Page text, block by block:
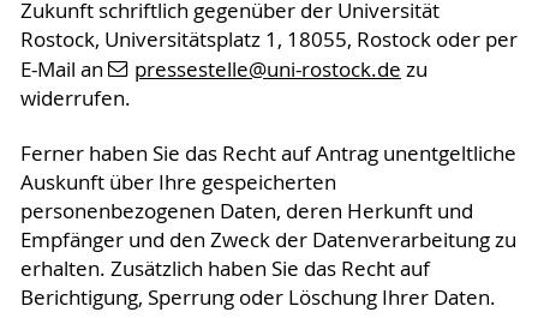
Zukunft schriftlich gegenüber der Universität
Rostock, Universitätsplatz 1, 18055, Rostock oder per
E-Mail an
pressestelle@uni-rostock.de zu
widerrufen.
Ferner haben Sie das Recht auf Antrag unentgeltliche
Auskunft über Ihre gespeicherten
personenbezogenen Daten, deren Herkunft und
Empfänger und den Zweck der Datenverarbeitung zu
erhalten. Zusätzlich haben Sie das Recht auf
Berichtigung, Sperrung oder Löschung Ihrer Daten.